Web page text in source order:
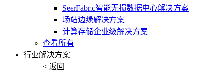
SeerFabric智能无损数据中心解决方案
场站边缘解决方案
计算存储企业级解决方案
查看所有
行业解决方案
< 返回